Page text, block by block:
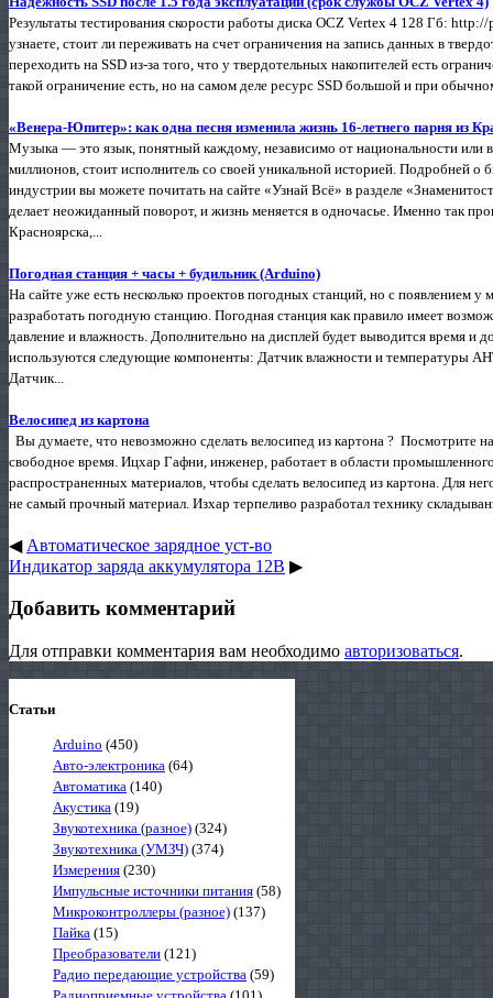
Результаты тестирования скорости работы диска OCZ Vertex 4 128 Гб:
узнаете, стоит ли переживать на счет ограничения на запись данных в
переходить на SSD из-за того, что у твердотельных накопителей есть
такой ограничение есть, но на самом деле ресурс SSD большой и при
«Венера-Юпитер»: как одна песня изменила жизнь 16-летнего парня из
Музыка — это язык, понятный каждому, независимо от национальности или
миллионов, стоит исполнитель со своей уникальной историей. Подробней о
индустрии вы можете почитать на сайте «Узнай Всё» в разделе
делает неожиданный поворот, и жизнь меняется в одночасье. Именно так
Красноярска,...
Погодная станция + часы + будильник (Arduino)
На сайте уже есть несколько проектов погодных станций, но с появлением
разработать погодную станцию. Погодная станция как правило имеет
давление и влажность. Дополнительно на дисплей будет выводится время и
используются следующие компоненты: Датчик влажности и температуры
Датчик...
Велосипед из картона
Вы думаете, что невозможно сделать велосипед из картона ? Посмотрите
свободное время. Ицхар Гафни, инженер, работает в области
распространенных материалов, чтобы сделать велосипед из картона. Для
не самый прочный материал. Изхар терпеливо разработал технику
◀ Автоматическое зарядное уст-во
Индикатор заряда аккумулятора 12В ▶
Добавить комментарий
Для отправки комментария вам необходимо авторизоваться.
Статьи
Arduino (450)
Авто-электроника (64)
Автоматика (140)
Акустика (19)
Звукотехника (разное) (324)
Звукотехника (УМЗЧ) (374)
Измерения (230)
Импульсные источники питания (58)
Микроконтроллеры (разное) (137)
Пайка (15)
Преобразователи (121)
Радио передающие устройства (59)